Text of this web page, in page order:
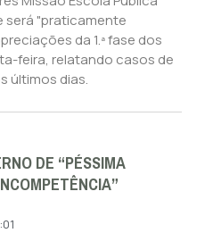
será "praticamente
da 1.ª fase dos
feira, relatando casos de
últimos dias.
DE “PÉSSIMA